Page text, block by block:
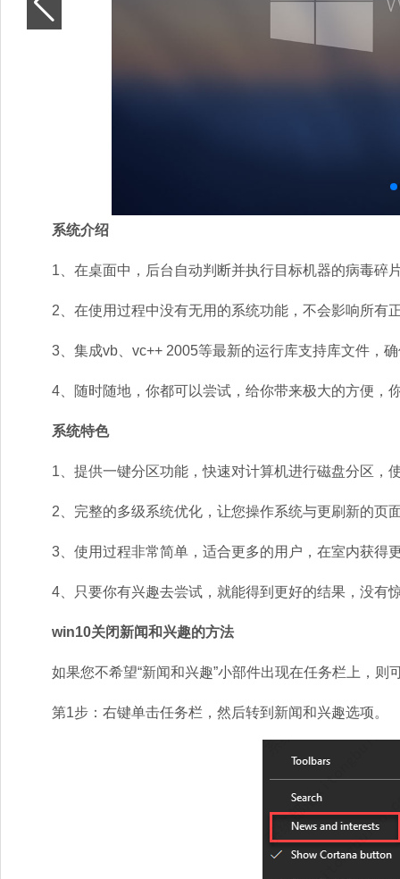
系统介绍
1、在桌面中，后台自动判断并执行目标机器的病毒碎
2、在使用过程中没有无用的系统功能，不会影响所有
3、集成vb、vc++ 2005等最新的运行库支持库文件，确
4、随时随地，你都可以尝试，给你带来极大的方便，
系统特色
1、提供一键分区功能，快速对计算机进行磁盘分区，
2、完整的多级系统优化，让您操作系统与更刷新的页
3、使用过程非常简单，适合更多的用户，在室内获得
4、只要你有兴趣去尝试，就能得到更好的结果，没有
win10关闭新闻和兴趣的方法
如果您不希望“新闻和兴趣”小部件出现在任务栏上，则
第1步：右键单击任务栏，然后转到新闻和兴趣选项。